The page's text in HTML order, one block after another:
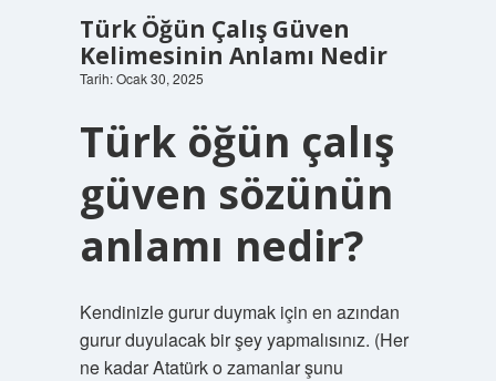
Türk Öğün Çalış Güven
Kelimesinin Anlamı Nedir
Tarih: Ocak 30, 2025
Türk öğün çalış
güven sözünün
anlamı nedir?
Kendinizle gurur duymak için en azından
gurur duyulacak bir şey yapmalısınız. (Her
ne kadar Atatürk o zamanlar şunu